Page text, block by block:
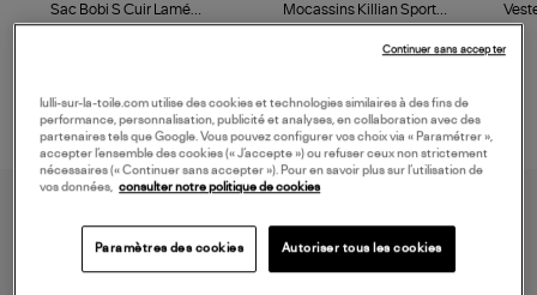
Sac Bobi S Cuir Lamé
Champagne
Mocassins Killian Sport
Mousse
lulli-sur-la-toile.com utilise des cookies et technologies similaires à des fins de
performance, personnalisation, publicité et analyses, en collaboration avec des
partenaires tels que Google. Vous pouvez configurer vos choix via « Paramétrer »,
accepter l’ensemble des cookies (« J’accepte ») ou refuser ceux non strictement
nécessaires (« Continuer sans accepter »). Pour en savoir plus sur l’utilisation de
vos données, consulter notre politique de cookies
Paramètres des cookies Autoriser tous les cookies
Continuer sans accepter